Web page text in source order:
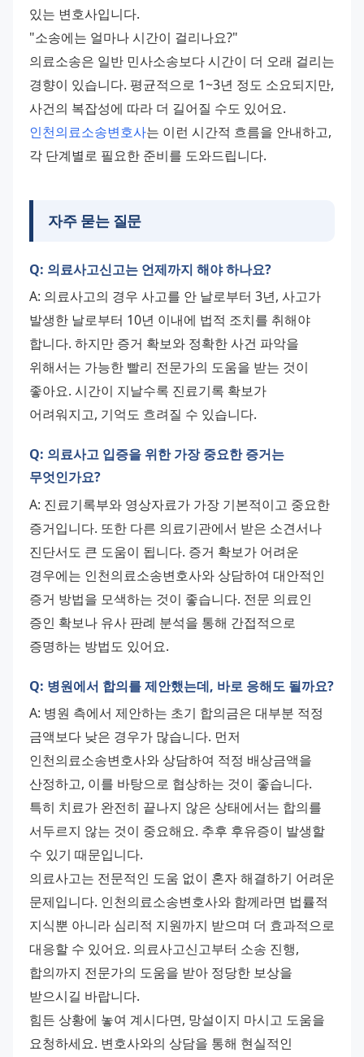
있는 변호사입니다.
"소송에는 얼마나 시간이 걸리나요?"
의료소송은 일반 민사소송보다 시간이 더 오래 걸리는
경향이 있습니다. 평균적으로 1~3년 정도 소요되지만,
인천의료소송변호사는 이런 시간적 흐름을 안내하고,
각 단계별로 필요한 준비를 도와드립니다.
자주 묻는 질문
Q: 의료사고신고는 언제까지 해야 하나요?
A: 의료사고의 경우 사고를 안 날로부터 3년, 사고가
발생한 날로부터 10년 이내에 법적 조치를 취해야
합니다. 하지만 증거 확보와 정확한 사건 파악을
위해서는 가능한 빨리 전문가의 도움을 받는 것이
좋아요. 시간이 지날수록 진료기록 확보가
어려워지고, 기억도 흐려질 수 있습니다.
Q: 의료사고 입증을 위한 가장 중요한 증거는
무엇인가요?
A: 진료기록부와 영상자료가 가장 기본적이고 중요한
증거입니다. 또한 다른 의료기관에서 받은 소견서나
진단서도 큰 도움이 됩니다. 증거 확보가 어려운
경우에는 인천의료소송변호사와 상담하여 대안적인
증거 방법을 모색하는 것이 좋습니다. 전문 의료인
증인 확보나 유사 판례 분석을 통해 간접적으로
증명하는 방법도 있어요.
Q: 병원에서 합의를 제안했는데, 바로 응해도 될까요?
A: 병원 측에서 제안하는 초기 합의금은 대부분 적정
금액보다 낮은 경우가 많습니다. 먼저
인천의료소송변호사와 상담하여 적정 배상금액을
산정하고, 이를 바탕으로 협상하는 것이 좋습니다.
특히 치료가 완전히 끝나지 않은 상태에서는 합의를
서두르지 않는 것이 중요해요. 추후 후유증이 발생할
수 있기 때문입니다.
의료사고는 전문적인 도움 없이 혼자 해결하기 어려운
문제입니다. 인천의료소송변호사와 함께라면 법률적
지식뿐 아니라 심리적 지원까지 받으며 더 효과적으로
대응할 수 있어요. 의료사고신고부터 소송 진행,
합의까지 전문가의 도움을 받아 정당한 보상을
받으시길 바랍니다.
힘든 상황에 놓여 계시다면, 망설이지 마시고 도움을
요청하세요. 변호사와의 상담을 통해 현실적인